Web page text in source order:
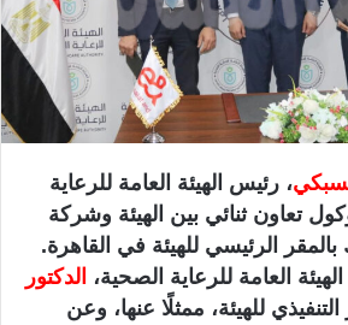
، رئيس الهيئة العامة للرعاية
تعاون ثنائي بين الهيئة وشركة
الرئيسي للهيئة في القاهرة.
العامة للرعاية الصحية، الدكتور
التنفيذي للهيئة، ممثلًا عنها، وعن